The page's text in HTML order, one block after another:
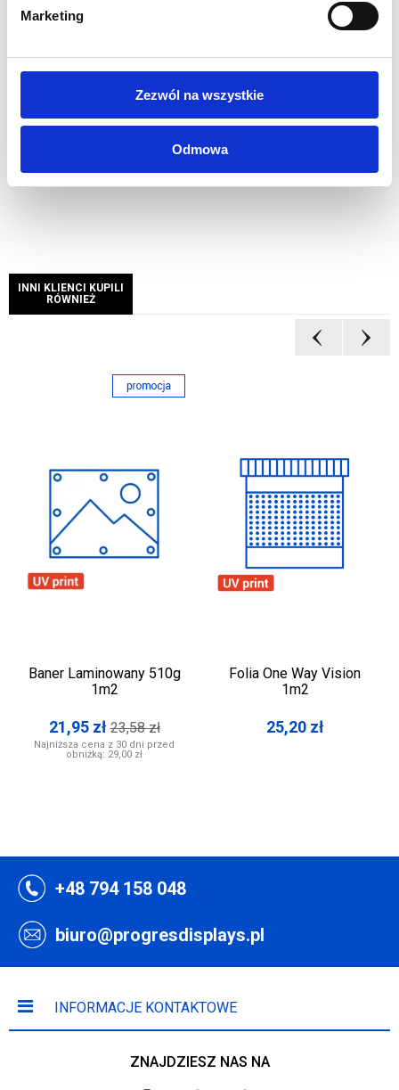
Marketing
Zezwól na wszystkie
Odmowa
skala 1:1
Mapy bitowe (jpg, tif)
paleta kolorów CMYK
INNI KLIENCI KUPILI
RÓWNIEŻ
Baner Laminowany 510g
1m2
21,95 zł 23,58zł
Najniższa cena z 30 dni przed
obniżką: 29,00 zł
Folia One Way Vision
1m2
25,20 zł
+48 794 158 048
biuro@progresdisplays.pl
INFORMACJE KONTAKTOWE
ZNAJDZIESZ NAS NA